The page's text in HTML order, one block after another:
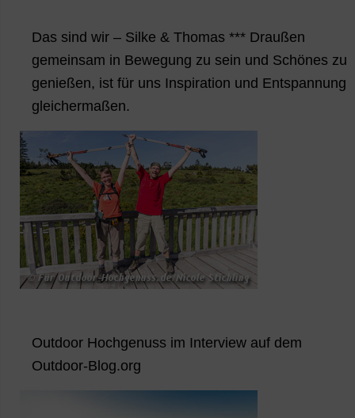
Das sind wir – Silke & Thomas *** Draußen
gemeinsam in Bewegung zu sein und Schönes zu
genießen, ist für uns Inspiration und Entspannung
gleichermaßen.
Outdoor Hochgenuss im Interview auf dem
Outdoor-Blog.org